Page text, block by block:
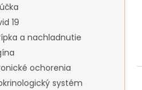
19
a nachladnutie
ochorenia
systém